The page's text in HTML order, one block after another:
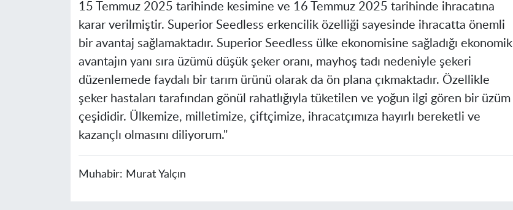
15 Temmuz 2025 tarihinde kesimine ve 16 Temmuz 2025 tarihinde ihracatına
karar verilmiştir. Superior Seedless erkencilik özelliği sayesinde ihracatta önemli
bir avantaj sağlamaktadır. Superior Seedless ülke ekonomisine sağladığı ekonomik
avantajın yanı sıra üzümü düşük şeker oranı, mayhoş tadı nedeniyle şekeri
düzenlemede faydalı bir tarım ürünü olarak da ön plana çıkmaktadır. Özellikle
şeker hastaları tarafından gönül rahatlığıyla tüketilen ve yoğun ilgi gören bir üzüm
çeşididir. Ülkemize, milletimize, çiftçimize, ihracatçımıza hayırlı bereketli ve
kazançlı olmasını diliyorum."
Muhabir: Murat Yalçın